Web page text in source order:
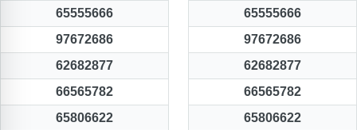
65555666
97672686
62682877
66565782
65806622
65555666
97672686
62682877
66565782
65806622